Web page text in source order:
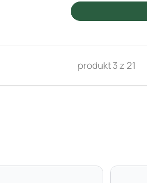
produkt 3 z 21